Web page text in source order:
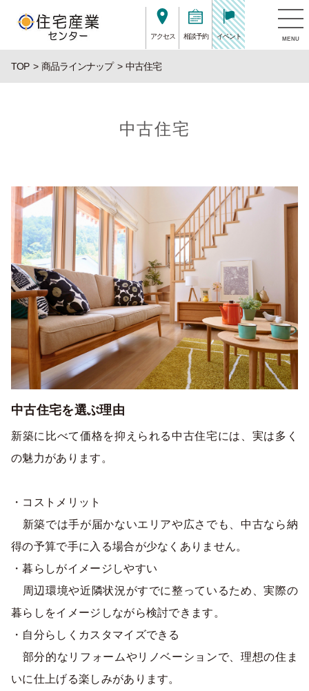
アクセス 相談予約 イベント MENU
TOP 商品ラインナップ 中古住宅
中古住宅
中古住宅を選ぶ理由
新築に比べて価格を抑えられる中古住宅には、実は多く
の魅力があります。
・コストメリット
新築では手が届かないエリアや広さでも、中古なら納
得の予算で手に入る場合が少なくありません。
・暮らしがイメージしやすい
周辺環境や近隣状況がすでに整っているため、実際の
暮らしをイメージしながら検討できます。
・自分らしくカスタマイズできる
部分的なリフォームやリノベーションで、理想の住ま
いに仕上げる楽しみがあります。